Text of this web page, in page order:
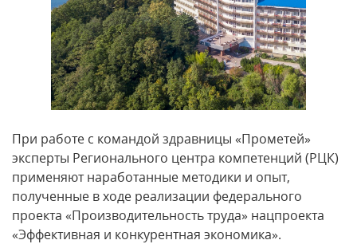
При работе с командой здравницы «Прометей»
эксперты Регионального центра компетенций (РЦК)
применяют наработанные методики и опыт,
полученные в ходе реализации федерального
проекта «Производительность труда» нацпроекта
«Эффективная и конкурентная экономика».